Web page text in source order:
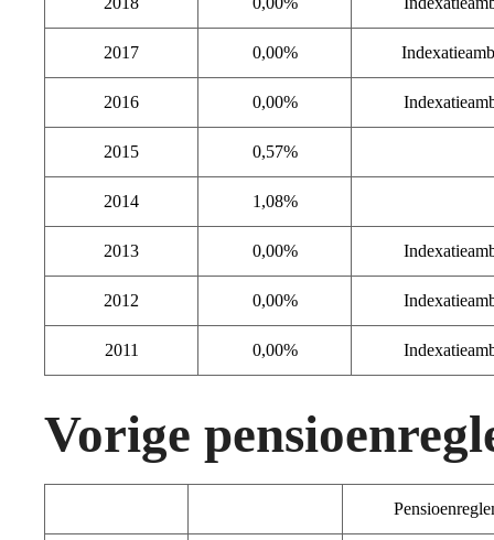
2017 0,00%
2016 0,00%
2015 0,57%
2014 1,08%
2013 0,00%
2012 0,00%
2011 0,00%
Vorige